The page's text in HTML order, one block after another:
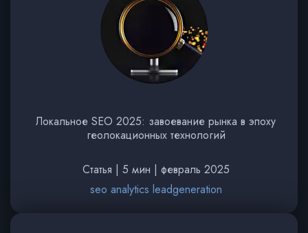
Локальное SEO 2025: завоевание рынка в эпоху
геолокационных технологий
Статья | 5 мин | февраль 2025
seo analytics leadgeneration